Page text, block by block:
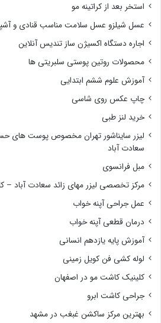
استخر بعد از کراتینه مو
عسل شیلزو عسل سلامت مناسب قنادی و
اجاره دستگاه اکسیژن ساز تندیس آنلاین
محصولات روتین پوستی سلبریتی ها
آموزش علوم ششم ابتدایی
چاپ عکس روی شاسی
خرید لنز طبی
لیزر سایناشور تهران مخصوص پوست های
سعادت آباد
مبل فرانسوی
مرکز تخصصی لیزر مهای زائد سعادت آباد –
عمل جراحی آپنه خواب
درمان قطعی آپنه خواب
آموزش پایه یازدهم انسانی
لوله کشی فن کویل زمینی
کلینیک کاشت مو در اصفهان
جراحی کاشت ابرو
بهترین مرکز ساکشن غبغب در مشهد